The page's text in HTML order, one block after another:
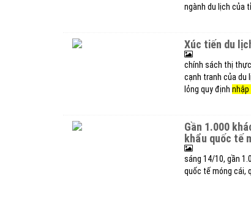
ngành du lịch của
xúc tiến du
chính sách thị
cạnh tranh của du
lỏng quy định nhập
gần 1.000
khẩu quốc tế
sáng 14/10, gần
quốc tế móng cái,